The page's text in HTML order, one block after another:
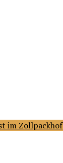
im Zollpackhof